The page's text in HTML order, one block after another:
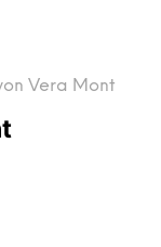
Vera Mont